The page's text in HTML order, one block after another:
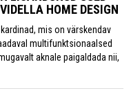
HOME DESIGN
mis on värskendav
multifunktsionaalsed
aknale paigaldada nii,